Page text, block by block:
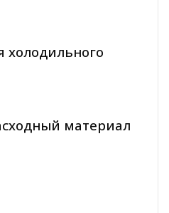
холодильного
материал